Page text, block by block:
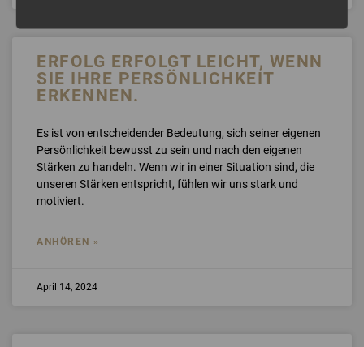
ERFOLG ERFOLGT LEICHT, WENN
SIE IHRE PERSÖNLICHKEIT
ERKENNEN.
Es ist von entscheidender Bedeutung, sich seiner eigenen
Persönlichkeit bewusst zu sein und nach den eigenen
Stärken zu handeln. Wenn wir in einer Situation sind, die
unseren Stärken entspricht, fühlen wir uns stark und
motiviert.
ANHÖREN »
April 14, 2024